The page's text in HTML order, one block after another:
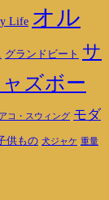
Life オル
グランドビート サ
ズボー
コ・スウィング モダ
供もの 犬ジャケ 重量